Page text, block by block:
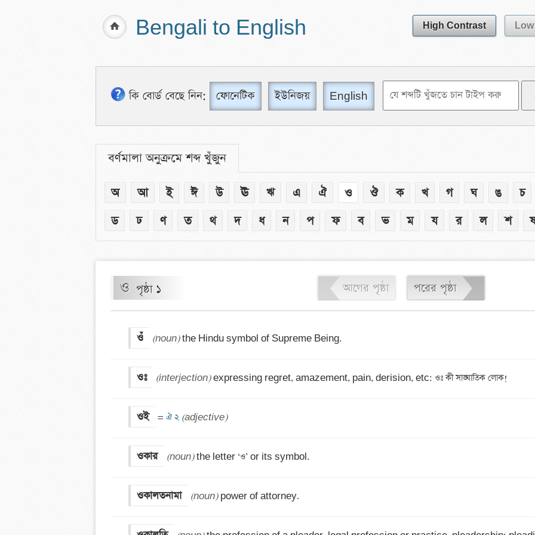
Bengali to English High Contrast
কি বোর্ড বেছে নিন: ফোনেটিক ইউনিজয় English
বর্ণমালা অনুক্রমে শব্দ খুঁজুন
অ আ ই ঈ উ ঊ ঋ এ ঐ ও ঔ ক খ গ ঘ ঙ
চ
ড
ঢ ণ ত থ দ ধ ন প ফ ব ভ ম য র ল শ
ও পৃষ্ঠা ১ আগের পৃষ্ঠা পরের পৃষ্ঠা
ওঁ (noun) the Hindu symbol of Supreme Being.
ওঃ (interjection) expressing regret, amazement, pain, derision, etc: ওঃ কী সাঙ্ঘাতিক লোক!
ওই = ঐ ২ (adjective)
ওকার (noun) the letter ‘ও’ or its symbol.
ওকালতনামা (noun) power of attorney.